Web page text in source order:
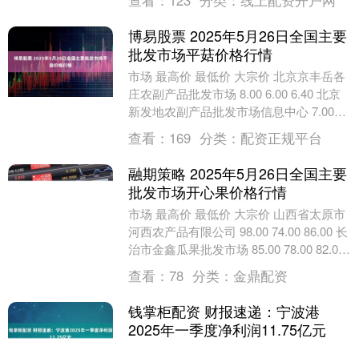
博易股票 2025年5月26日全国主要
批发市场平菇价格行情
市场 最高价 最低价 大宗价 北京京丰岳各
庄农副产品批发市场 8.00 6.00 6.40 北京
新发地农副产品批发市场信息中心 7.00
5.00 6.00 北....
查看： 169 分类： 配资正规平台
融期策略 2025年5月26日全国主要
批发市场开心果价格行情
市场 最高价 最低价 大宗价 山西省太原市
河西农产品有限公司 98.00 74.00 86.00 长
治市金鑫瓜果批发市场 85.00 78.00 82.00
新....
查看： 78 分类： 金鼎配资
钱掌柜配资 财报速递：宁波港
2025年一季度净利润11.75亿元